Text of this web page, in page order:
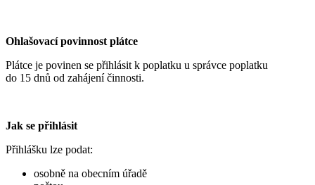
Ohlašovací povinnost plátce
Plátce je povinen se přihlásit k poplatku u správce poplatku
do 15 dnů od zahájení činnosti.
Jak se přihlásit
Přihlášku lze podat:
osobně na obecním úřadě